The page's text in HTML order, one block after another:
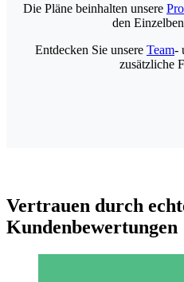
Die Pläne beinhalten unsere
den
Entdecken Sie unsere Team-
zusätzliche
Vertrauen durch
Kundenbewertungen